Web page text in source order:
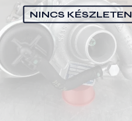
NINCS KÉSZLETEN